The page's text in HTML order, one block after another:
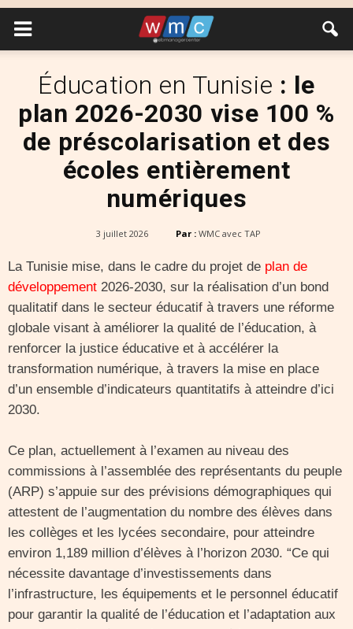
Éducation en Tunisie : le
plan 2026-2030 vise 100 %
de préscolarisation et des
écoles entièrement
numériques
3 juillet 2026 Par : WMC avec TAP
La Tunisie mise, dans le cadre du projet de plan de
développement 2026-2030, sur la réalisation d’un bond
qualitatif dans le secteur éducatif à travers une réforme
globale visant à améliorer la qualité de l’éducation, à
renforcer la justice éducative et à accélérer la
transformation numérique, à travers la mise en place
d’un ensemble d’indicateurs quantitatifs à atteindre d’ici
2030.
Ce plan, actuellement à l’examen au niveau des
commissions à l’assemblée des représentants du peuple
(ARP) s’appuie sur des prévisions démographiques qui
attestent de l’augmentation du nombre des élèves dans
les collèges et les lycées secondaire, pour atteindre
environ 1,189 million d’élèves à l’horizon 2030. “Ce qui
nécessite davantage d’investissements dans
l’infrastructure, les équipements et le personnel éducatif
pour garantir la qualité de l’éducation et l’adaptation aux